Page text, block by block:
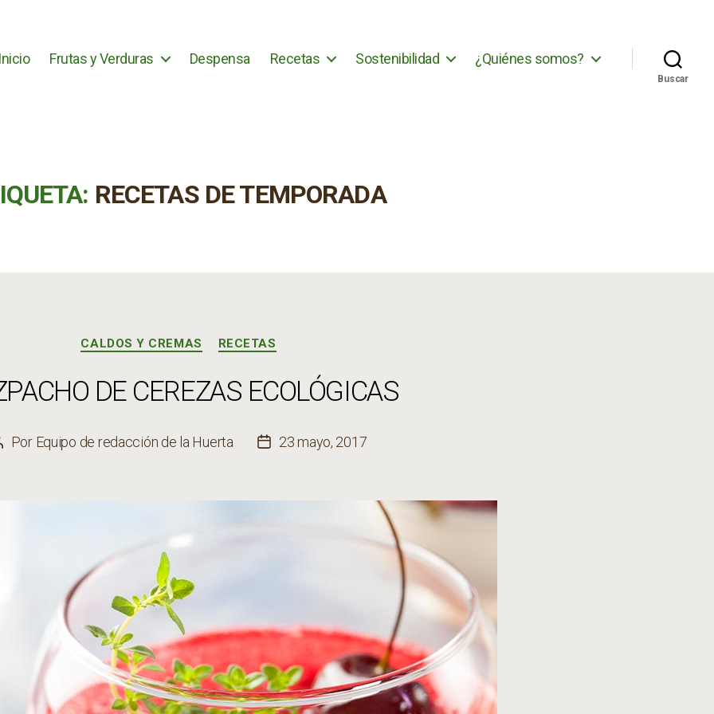
Frutas y Verduras Despensa Recetas Sostenibilidad ¿Quiénes somos?
Buscar
RECETAS DE TEMPORADA
Categorías
CALDOS Y CREMAS RECETAS
DE CEREZAS ECOLÓGICAS
Por Equipo de redacción de la Huerta
Fecha
23 mayo, 2017